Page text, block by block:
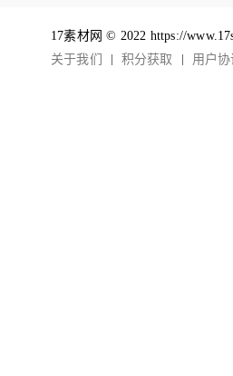
17素材网 © 2022 https://
关于我们
积分获取 用户协